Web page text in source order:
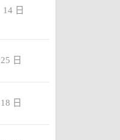
14 日
日
日